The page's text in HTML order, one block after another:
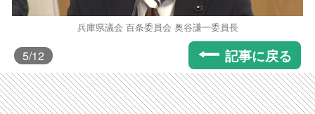
兵庫県議会 百条委員会 奥谷謙一委員長
5/12 記事に戻る